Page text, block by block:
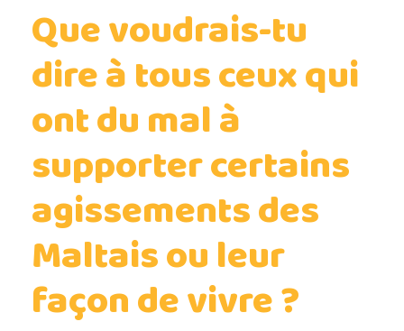
Que voudrais-tu
dire à tous ceux qui
ont du mal à
supporter certains
agissements des
Maltais ou leur
façon de vivre ?